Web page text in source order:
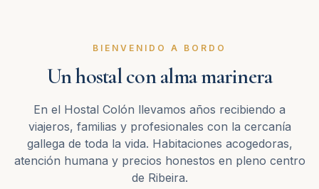
BIENVENIDO A BORDO
Un hostal con alma marinera
En el Hostal Colón llevamos años recibiendo a
viajeros, familias y profesionales con la cercanía
gallega de toda la vida. Habitaciones acogedoras,
atención humana y precios honestos en pleno centro
de Ribeira.